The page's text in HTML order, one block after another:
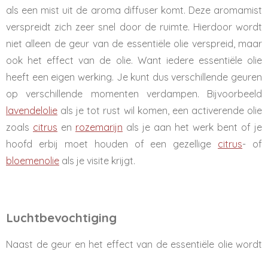
als een mist uit de aroma diffuser komt. Deze aromamist
verspreidt zich zeer snel door de ruimte. Hierdoor wordt
niet alleen de geur van de essentiële olie verspreid, maar
ook het effect van de olie. Want iedere essentiële olie
heeft een eigen werking. Je kunt dus verschillende geuren
op verschillende momenten verdampen. Bijvoorbeeld
lavendelolie als je tot rust wil komen, een activerende olie
zoals citrus en rozemarijn als je aan het werk bent of je
hoofd erbij moet houden of een gezellige citrus- of
bloemenolie als je visite krijgt.
Luchtbevochtiging
Naast de geur en het effect van de essentiële olie wordt